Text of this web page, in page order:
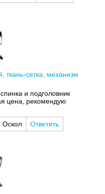
ткань-сетка, механизм
и подголовник
цена, рекомендую
Оскол Ответить